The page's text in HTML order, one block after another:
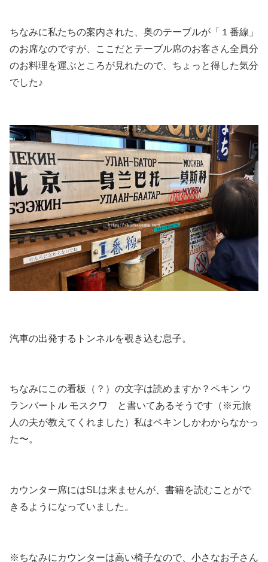
ちなみに私たちの案内された、奥のテーブルが「１番線」
のお席なのですが、ここだとテーブル席のお客さん全員分
のお料理を運ぶところが見れたので、ちょっと得した気分
でした♪
汽車の出発するトンネルを覗き込む息子。
ちなみにこの看板（？）の文字は読めますか？ペキン ウ
ランバートル モスクワ と書いてあるそうです（※元旅
人の夫が教えてくれました）私はペキンしかわからなかっ
た〜。
カウンター席にはSLは来ませんが、書籍を読むことがで
きるようになっていました。
※ちなみにカウンターは高い椅子なので、小さなお子さん